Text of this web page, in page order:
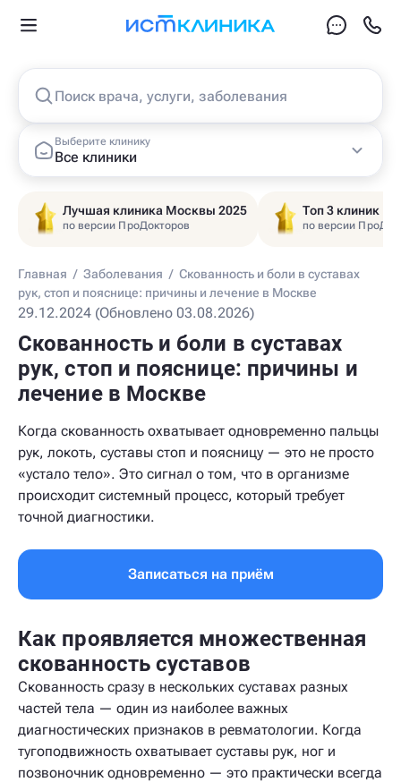
Поиск врача, услуги, заболевания
Выберите клинику
Все клиники
Лучшая клиника Москвы 2025
по версии ПроДокторов
Топ 3 клиник
по версии
Главная / Заболевания / Скованность и боли в суставах
рук, стоп и пояснице: причины и лечение в Москве
29.12.2024 (Обновлено 03.08.2026)
Скованность и боли в суставах
рук, стоп и пояснице: причины и
лечение в Москве
Когда скованность охватывает одновременно пальцы
рук, локоть, суставы стоп и поясницу — это не просто
«устало тело». Это сигнал о том, что в организме
происходит системный процесс, который требует
точной диагностики.
Записаться на приём
Как проявляется множественная
скованность суставов
Скованность сразу в нескольких суставах разных
частей тела — один из наиболее важных
диагностических признаков в ревматологии. Когда
тугоподвижность охватывает суставы рук, ног и
позвоночник одновременно — это практически всегда